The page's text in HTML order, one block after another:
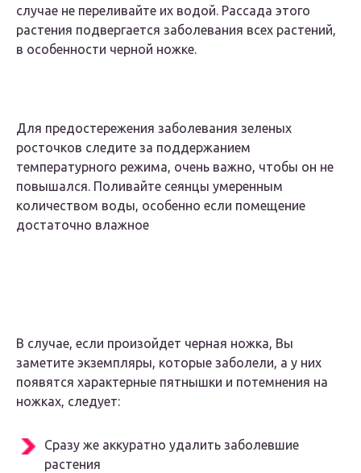
случае не переливайте их водой. Рассада этого
растения подвергается заболевания всех растений,
в особенности черной ножке.
Для предостережения заболевания зеленых
росточков следите за поддержанием
температурного режима, очень важно, чтобы он не
повышался. Поливайте сеянцы умеренным
количеством воды, особенно если помещение
достаточно влажное
В случае, если произойдет черная ножка, Вы
заметите экземпляры, которые заболели, а у них
появятся характерные пятнышки и потемнения на
ножках, следует:
Сразу же аккуратно удалить заболевшие
растения